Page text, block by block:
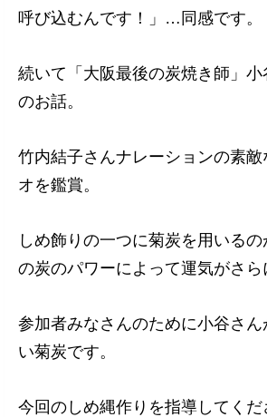
呼び込むんです！」…同感です。
続いて「大阪最後の炭焼き師」
のお話。
竹内結子さんナレーションの素
オを鑑賞。
しめ飾りの一つに菊炭を用いる
の炭のパワーによって運気がさら
参加者みなさんのために小谷さん
い菊炭です。
今回のしめ縄作りを指導してくだ